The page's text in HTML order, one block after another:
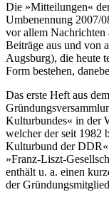
Die »Mitteilungen«
Umbenennung 2007/
vor allem Nachrichten
Beiträge aus und von
Augsburg), die heute
Form bestehen,
Das erste Heft aus
Kulturbundes« in der
welcher der seit 1982
Kulturbund der DDR«
»Franz-Liszt-
enthält u. a. einen
der